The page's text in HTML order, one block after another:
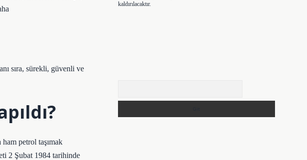
sıra, sürekli, güvenli ve
petrol taşımak
2 Şubat 1984 tarihinde
kaldırılacaktır.